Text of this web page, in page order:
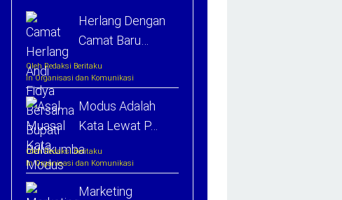
Herlang Dengan
Camat Baru…
Oleh Redaksi Beritaku
In Organisasi dan Komunikasi
Modus Adalah
Kata Lewat P…
Oleh Redaksi Beritaku
In Organisasi dan Komunikasi
Marketing